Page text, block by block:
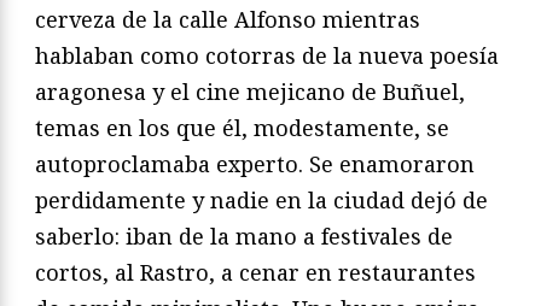
cerveza de la calle Alfonso mientras
hablaban como cotorras de la nueva poesía
aragonesa y el cine mejicano de Buñuel,
temas en los que él, modestamente, se
autoproclamaba experto. Se enamoraron
perdidamente y nadie en la ciudad dejó de
saberlo: iban de la mano a festivales de
cortos, al Rastro, a cenar en restaurantes